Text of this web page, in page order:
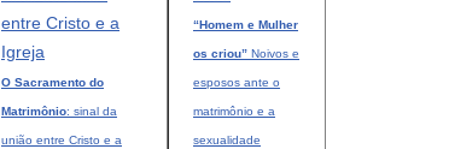
O Sacramento do
Matrimônio: sinal da
união entre Cristo e a
“Homem e Mulher
os criou” Noivos e
esposos ante o
matrimônio e a
sexualidade